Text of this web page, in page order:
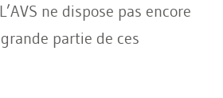
ne dispose pas encore
partie de ces